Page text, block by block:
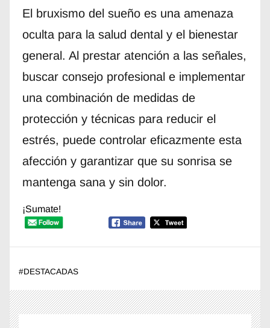
El bruxismo del sueño es una amenaza
oculta para la salud dental y el bienestar
general. Al prestar atención a las señales,
buscar consejo profesional e implementar
una combinación de medidas de
protección y técnicas para reducir el
estrés, puede controlar eficazmente esta
afección y garantizar que su sonrisa se
mantenga sana y sin dolor.
¡Sumate!
#DESTACADAS